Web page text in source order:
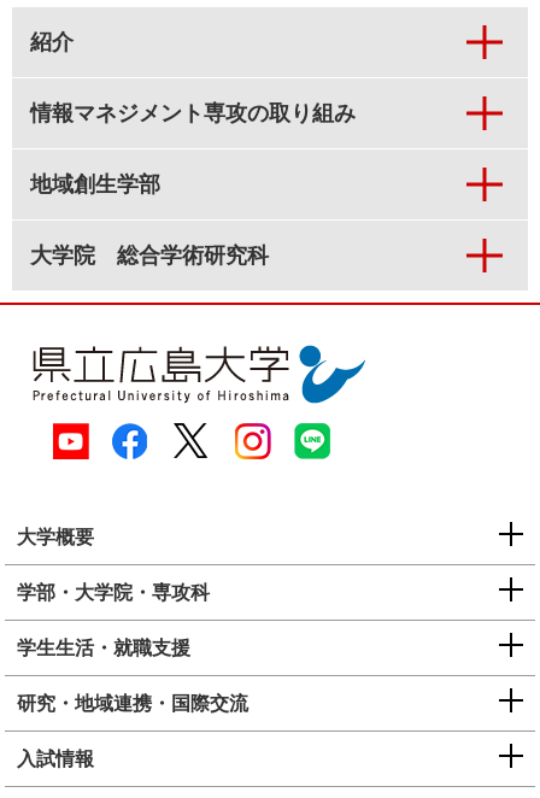
紹介
情報マネジメント専攻の取り組み
地域創生学部
大学院 総合学術研究科
大学概要
学部・大学院・専攻科
学生生活・就職支援
研究・地域連携・国際交流
入試情報